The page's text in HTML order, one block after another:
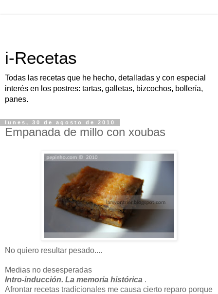
i-Recetas
Todas las recetas que he hecho, detalladas y con especial
interés en los postres: tartas, galletas, bizcochos, bollería,
panes.
lunes, 30 de agosto de 2010
Empanada de millo con xoubas
No quiero resultar pesado....
Medias no desesperadas
Intro-inducción. La memoria histórica .
Afrontar recetas tradicionales me causa cierto reparo porque